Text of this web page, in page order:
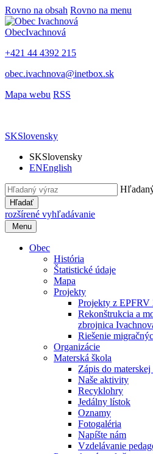
Rovno na obsah Rovno na menu
ObecIvachnová
+421 44 4392 215
obec.ivachnova@inetbox.sk
Mapa webu RSS
SKSlovensky
SKSlovensky
ENEnglish
Hľadať
rozšírené vyhľadávanie
Menu
Obec
História
Štatistické údaje
Mapa
Projekty
Projekty z EPFRV
Rekonštrukcia a
zbrojnica
Riešenie
Organizácie
Materská škola
Zápis do
Naše aktivity
Recyklohry
Jedálny lístok
Oznamy
Fotogaléria
Napíšte nám
Vzdelávanie